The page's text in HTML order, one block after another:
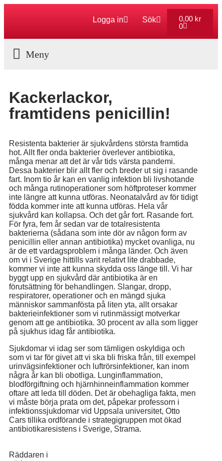
Logga in Sök 0,00 kr
0
Kackerlackor,
framtidens penicillin!
Resistenta bakterier är sjukvårdens största framtida
hot. Allt fler onda bakterier överlever antibiotika,
många menar att det är vår tids värsta pandemi.
Dessa bakterier blir allt fler och breder ut sig i rasande
fart. Inom tio år kan en vanlig infektion bli livshotande
och många rutinoperationer som höftproteser kommer
inte längre att kunna utföras. Neonatalvård av för tidigt
födda kommer inte att kunna utföras. Hela vår
sjukvård kan kollapsa. Och det går fort. Rasande fort.
För fyra, fem år sedan var de totalresistenta
bakterierna (sådana som inte dör av någon form av
penicillin eller annan antibiotika) mycket ovanliga, nu
är de ett vardagsproblem i många länder. Och även
om vi i Sverige hittills varit relativt lite drabbade,
kommer vi inte att kunna skydda oss länge till. Vi har
byggt upp en sjukvård där antibiotika är en
förutsättning för behandlingen. Slangar, dropp,
respiratorer, operationer och en mängd sjuka
människor sammanfösta på liten yta, allt orsakar
bakterieinfektioner som vi rutinmässigt motverkar
genom att ge antibiotika. 30 procent av alla som ligger
på sjukhus idag får antibiotika.
Sjukdomar vi idag ser som tämligen oskyldiga och
som vi tar för givet att vi ska bli friska från, till exempel
urinvägsinfektioner och luftrörsinfektioner, kan inom
några år kan bli obotliga. Lunginflammation,
blodförgiftning och hjärnhinneinflammation kommer
oftare att leda till döden. Det är obehagliga fakta, men
vi måste börja prata om det, påpekar professorn i
infektionssjukdomar vid Uppsala universitet, Otto
Cars tillika ordförande i strategigruppen mot ökad
antibiotikaresistens i Sverige, Strama.
Räddaren i